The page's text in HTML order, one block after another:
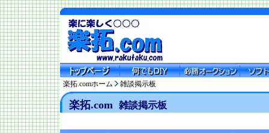
楽拓.comホーム 雑談掲示板
楽拓.com 雑談掲示板